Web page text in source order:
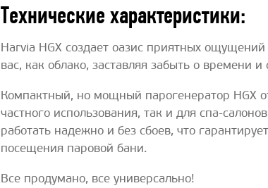
Технические характеристики:
Harvia HGX создает оазис приятных
вас, как облако, заставляя забыть о времени и
Компактный, но мощный парогенератор HGX
частного использования, так и для спа-
работать надежно и без сбоев, что
посещения паровой бани.
Все продумано, все универсально!